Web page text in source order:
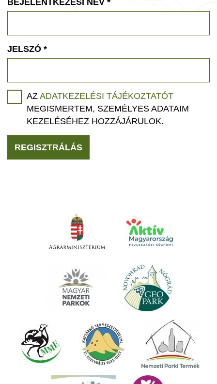
BEJELENTKEZÉSI NÉV *
JELSZÓ *
AZ ADATKEZELÉSI TÁJÉKOZTATÓT
MEGISMERTEM, SZEMÉLYES ADATAIM
KEZELÉSÉHEZ HOZZÁJÁRULOK.
REGISZTRÁLÁS